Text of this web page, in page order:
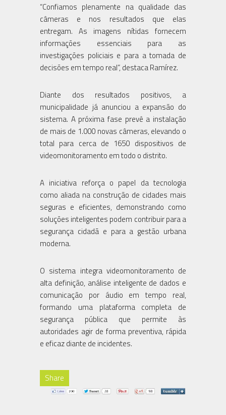
“Confiamos plenamente na qualidade das
câmeras e nos resultados que elas
entregam. As imagens nítidas fornecem
informações essenciais para as
investigações policiais e para a tomada de
decisões em tempo real”, destaca Ramírez.
Diante dos resultados positivos, a
municipalidade já anunciou a expansão do
sistema. A próxima fase prevê a instalação
de mais de 1.000 novas câmeras, elevando o
total para cerca de 1650 dispositivos de
videomonitoramento em todo o distrito.
A iniciativa reforça o papel da tecnologia
como aliada na construção de cidades mais
seguras e eficientes, demonstrando como
soluções inteligentes podem contribuir para a
segurança cidadã e para a gestão urbana
moderna.
O sistema integra videomonitoramento de
alta definição, análise inteligente de dados e
comunicação por áudio em tempo real,
formando uma plataforma completa de
segurança pública que permite às
autoridades agir de forma preventiva, rápida
e eficaz diante de incidentes.
Share